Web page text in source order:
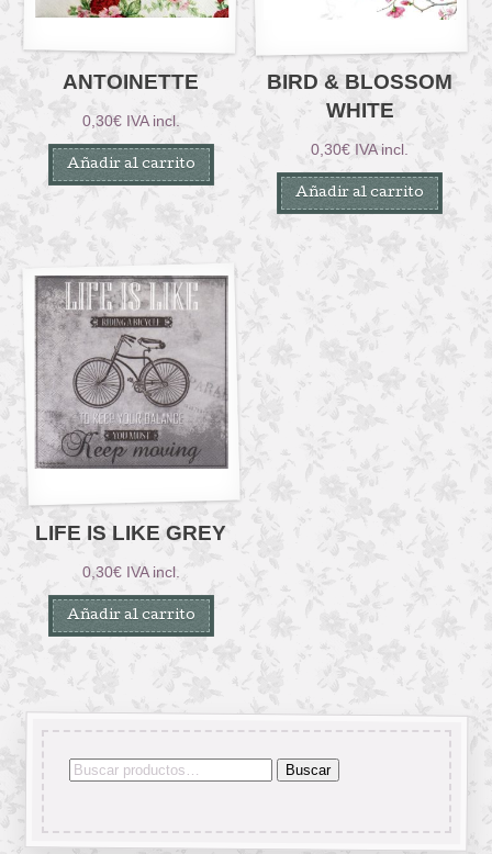
ANTOINETTE
0,30€ IVA incl.
Añadir al carrito
BIRD & BLOSSOM
WHITE
0,30€ IVA incl.
Añadir al carrito
LIFE IS LIKE GREY
0,30€ IVA incl.
Añadir al carrito
Buscar
Buscar